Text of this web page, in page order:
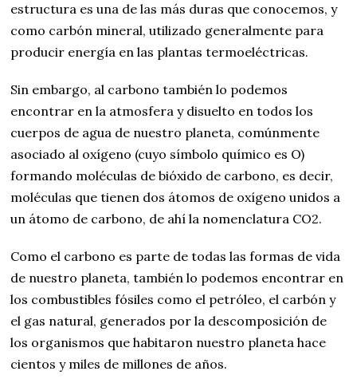
estructura es una de las más duras que conocemos, y
como carbón mineral, utilizado generalmente para
producir energía en las plantas termoeléctricas.
Sin embargo, al carbono también lo podemos
encontrar en la atmosfera y disuelto en todos los
cuerpos de agua de nuestro planeta, comúnmente
asociado al oxígeno (cuyo símbolo químico es O)
formando moléculas de bióxido de carbono, es decir,
moléculas que tienen dos átomos de oxígeno unidos a
un átomo de carbono, de ahí la nomenclatura CO2.
Como el carbono es parte de todas las formas de vida
de nuestro planeta, también lo podemos encontrar en
los combustibles fósiles como el petróleo, el carbón y
el gas natural, generados por la descomposición de
los organismos que habitaron nuestro planeta hace
cientos y miles de millones de años.